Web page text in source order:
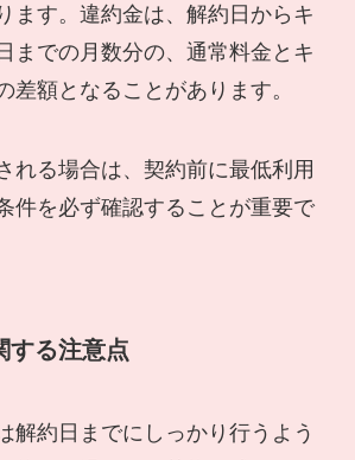
ます。違約金は、解約日からキ
までの月数分の、通常料金とキ
差額となることがあります。
れる場合は、契約前に最低利用
件を必ず確認することが重要で
する注意点
解約日までにしっかり行うよう